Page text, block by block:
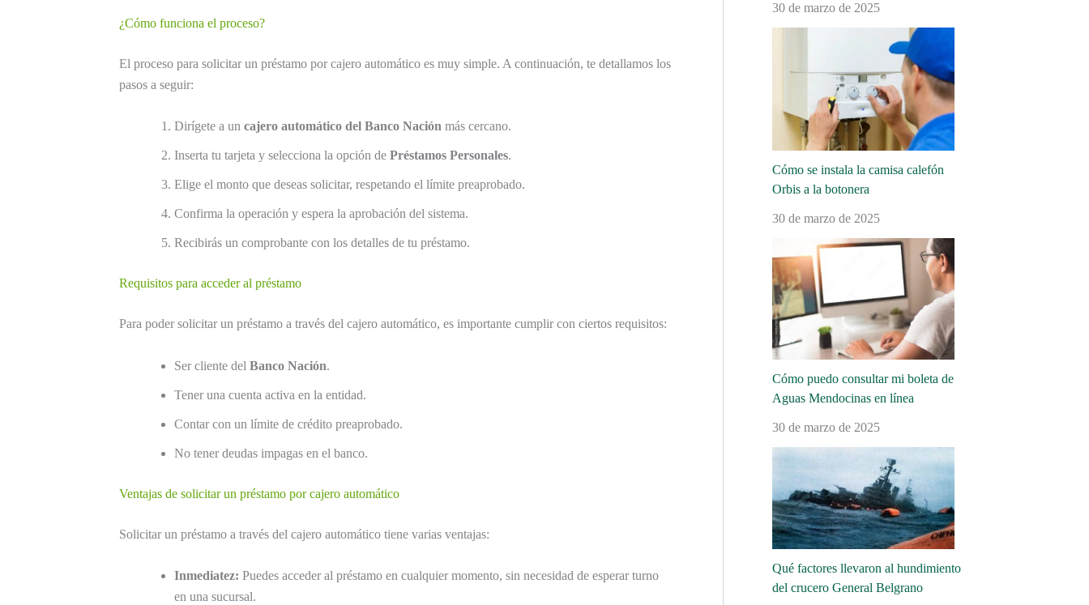
¿Cómo funciona el proceso?
El proceso para solicitar un préstamo por cajero automático es muy simple. A continuación, te detallamos los
pasos a seguir:
Dirígete a un cajero automático del Banco Nación más cercano.
Inserta tu tarjeta y selecciona la opción de Préstamos Personales.
Elige el monto que deseas solicitar, respetando el límite preaprobado.
Confirma la operación y espera la aprobación del sistema.
Recibirás un comprobante con los detalles de tu préstamo.
Requisitos para acceder al préstamo
Para poder solicitar un préstamo a través del cajero automático, es importante cumplir con ciertos requisitos:
Ser cliente del Banco Nación.
Tener una cuenta activa en la entidad.
Contar con un límite de crédito preaprobado.
No tener deudas impagas en el banco.
Ventajas de solicitar un préstamo por cajero automático
Solicitar un préstamo a través del cajero automático tiene varias ventajas:
Inmediatez: Puedes acceder al préstamo en cualquier momento, sin necesidad de esperar turno
en una sucursal.
30 de marzo de 2025
Cómo se instala la camisa calefón
Orbis a la botonera
30 de marzo de 2025
Cómo puedo consultar mi boleta de
Aguas Mendocinas en línea
30 de marzo de 2025
Qué factores llevaron al hundimiento
del crucero General Belgrano